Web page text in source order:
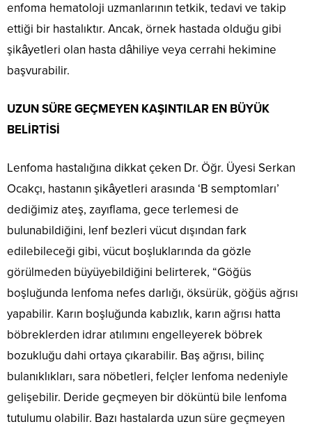
enfoma hematoloji uzmanlarının tetkik, tedavi ve takip
ettiği bir hastalıktır. Ancak, örnek hastada olduğu gibi
şikâyetleri olan hasta dâhiliye veya cerrahi hekimine
başvurabilir.
UZUN SÜRE GEÇMEYEN KAŞINTILAR EN BÜYÜK
BELİRTİSİ
Lenfoma hastalığına dikkat çeken Dr. Öğr. Üyesi Serkan
Ocakçı, hastanın şikâyetleri arasında ‘B semptomları’
dediğimiz ateş, zayıflama, gece terlemesi de
bulunabildiğini, lenf bezleri vücut dışından fark
edilebileceği gibi, vücut boşluklarında da gözle
görülmeden büyüyebildiğini belirterek, “Göğüs
boşluğunda lenfoma nefes darlığı, öksürük, göğüs ağrısı
yapabilir. Karın boşluğunda kabızlık, karın ağrısı hatta
böbreklerden idrar atılımını engelleyerek böbrek
bozukluğu dahi ortaya çıkarabilir. Baş ağrısı, bilinç
bulanıklıkları, sara nöbetleri, felçler lenfoma nedeniyle
gelişebilir. Deride geçmeyen bir döküntü bile lenfoma
tutulumu olabilir. Bazı hastalarda uzun süre geçmeyen